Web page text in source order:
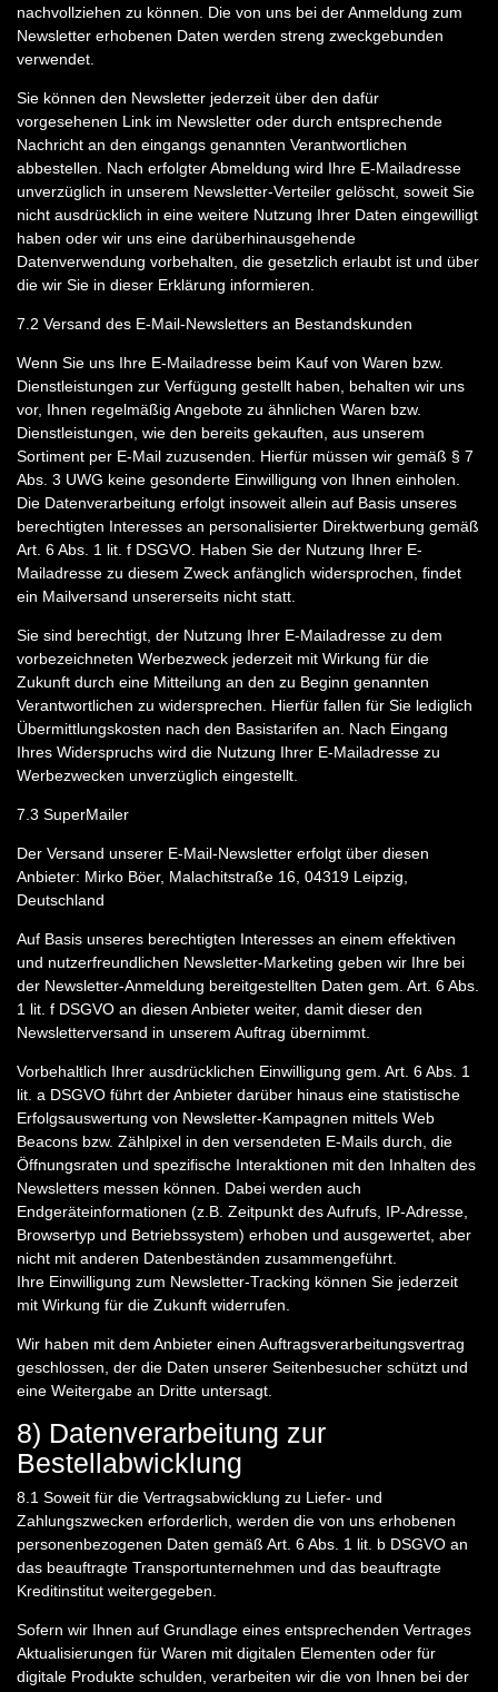
nachvollziehen zu können. Die von uns bei der Anmeldung zum
Newsletter erhobenen Daten werden streng zweckgebunden
verwendet.
Sie können den Newsletter jederzeit über den dafür
vorgesehenen Link im Newsletter oder durch entsprechende
Nachricht an den eingangs genannten Verantwortlichen
abbestellen. Nach erfolgter Abmeldung wird Ihre E-Mailadresse
unverzüglich in unserem Newsletter-Verteiler gelöscht, soweit Sie
nicht ausdrücklich in eine weitere Nutzung Ihrer Daten eingewilligt
haben oder wir uns eine darüberhinausgehende
Datenverwendung vorbehalten, die gesetzlich erlaubt ist und über
die wir Sie in dieser Erklärung informieren.
7.2 Versand des E-Mail-Newsletters an Bestandskunden
Wenn Sie uns Ihre E-Mailadresse beim Kauf von Waren bzw.
Dienstleistungen zur Verfügung gestellt haben, behalten wir uns
vor, Ihnen regelmäßig Angebote zu ähnlichen Waren bzw.
Dienstleistungen, wie den bereits gekauften, aus unserem
Sortiment per E-Mail zuzusenden. Hierfür müssen wir gemäß § 7
Abs. 3 UWG keine gesonderte Einwilligung von Ihnen einholen.
Die Datenverarbeitung erfolgt insoweit allein auf Basis unseres
berechtigten Interesses an personalisierter Direktwerbung gemäß
Art. 6 Abs. 1 lit. f DSGVO. Haben Sie der Nutzung Ihrer E-
Mailadresse zu diesem Zweck anfänglich widersprochen, findet
ein Mailversand unsererseits nicht statt.
Sie sind berechtigt, der Nutzung Ihrer E-Mailadresse zu dem
vorbezeichneten Werbezweck jederzeit mit Wirkung für die
Zukunft durch eine Mitteilung an den zu Beginn genannten
Verantwortlichen zu widersprechen. Hierfür fallen für Sie lediglich
Übermittlungskosten nach den Basistarifen an. Nach Eingang
Ihres Widerspruchs wird die Nutzung Ihrer E-Mailadresse zu
Werbezwecken unverzüglich eingestellt.
7.3 SuperMailer
Der Versand unserer E-Mail-Newsletter erfolgt über diesen
Anbieter: Mirko Böer, Malachitstraße 16, 04319 Leipzig,
Deutschland
Auf Basis unseres berechtigten Interesses an einem effektiven
und nutzerfreundlichen Newsletter-Marketing geben wir Ihre bei
der Newsletter-Anmeldung bereitgestellten Daten gem. Art. 6 Abs.
1 lit. f DSGVO an diesen Anbieter weiter, damit dieser den
Newsletterversand in unserem Auftrag übernimmt.
Vorbehaltlich Ihrer ausdrücklichen Einwilligung gem. Art. 6 Abs. 1
lit. a DSGVO führt der Anbieter darüber hinaus eine statistische
Erfolgsauswertung von Newsletter-Kampagnen mittels Web
Beacons bzw. Zählpixel in den versendeten E-Mails durch, die
Öffnungsraten und spezifische Interaktionen mit den Inhalten des
Newsletters messen können. Dabei werden auch
Endgeräteinformationen (z.B. Zeitpunkt des Aufrufs, IP-Adresse,
Browsertyp und Betriebssystem) erhoben und ausgewertet, aber
nicht mit anderen Datenbeständen zusammengeführt.
Ihre Einwilligung zum Newsletter-Tracking können Sie jederzeit
mit Wirkung für die Zukunft widerrufen.
Wir haben mit dem Anbieter einen Auftragsverarbeitungsvertrag
geschlossen, der die Daten unserer Seitenbesucher schützt und
eine Weitergabe an Dritte untersagt.
8) Datenverarbeitung zur
Bestellabwicklung
8.1 Soweit für die Vertragsabwicklung zu Liefer- und
Zahlungszwecken erforderlich, werden die von uns erhobenen
personenbezogenen Daten gemäß Art. 6 Abs. 1 lit. b DSGVO an
das beauftragte Transportunternehmen und das beauftragte
Kreditinstitut weitergegeben.
Sofern wir Ihnen auf Grundlage eines entsprechenden Vertrages
Aktualisierungen für Waren mit digitalen Elementen oder für
digitale Produkte schulden, verarbeiten wir die von Ihnen bei der